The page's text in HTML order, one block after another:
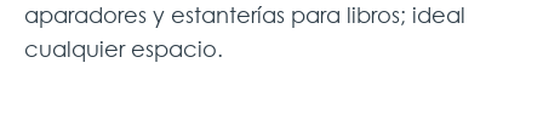
aparadores y estanterías para libros; ideal
cualquier espacio.